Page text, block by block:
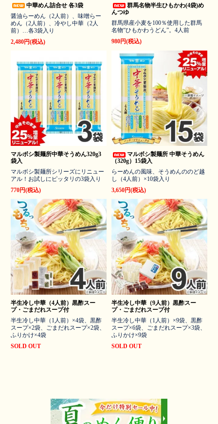
中華めん詰合せ 各3袋
醤油らーめん（2人前）、味噌らー
めん（2人前）、冷やし中華（2人
前）…各3袋入り
2,480円(税込)
群馬名物半生ひもかわ(4袋)め
んつゆ
群馬県産小麦を100％使用した群馬
名物“ひもかわうどん”。4人前
980円(税込)
マルボシ製麺所中華そうめん320g3
袋入
マルボシ製麺所シリーズにリニュー
アル！お試しにピッタリの3袋入り
770円(税込)
マルボシ製麺所 中華そうめん
（320g）15袋入
らーめんの風味、そうめんののど越
し（4人前）×10袋入り
3,650円(税込)
半生冷し中華（4人前）黒酢スー
プ・ごまだれスープ付
半生冷し中華（1人前）×4袋、黒酢
スープ×2袋、ごまだれスープ×2袋、
ふりかけ×4袋
SOLD OUT
半生冷し中華（9人前）黒酢スー
プ・ごまだれスープ付
半生冷し中華（1人前）×9袋、黒酢
スープ×6袋、ごまだれスープ×3袋、
ふりかけ×9袋
SOLD OUT